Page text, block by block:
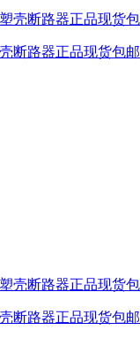
断路器正品现货包邮
断路器正品现货包邮